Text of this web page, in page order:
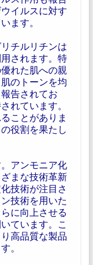
イルスに対す
ます。
チルリチンは
されます。特
れた肌への親
のトーンを均
告されてお
れています。
ことがありま
役割を果たし
アンモニア化
まな技術革新
技術が注目さ
技術を用いた
に向上させる
ています。こ
高品質な製品
。